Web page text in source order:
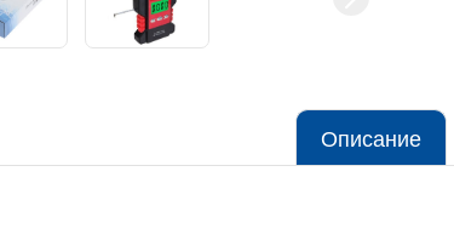
Описание